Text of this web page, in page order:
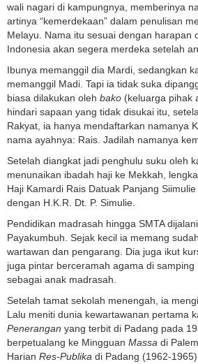
wali nagari di kampungnya, memberinya
artinya “kemerdekaan” dalam penulisan
Melayu. Nama itu sesuai dengan harapan
Indonesia akan segera merdeka setelah
Ibunya memanggil dia Mardi, sedangkan
memanggil Madi. Tapi ia tidak suka
biasa dilakukan oleh bako (keluarga pihak
hindari sapaan yang tidak disukai itu,
Rakyat, ia hanya mendaftarkan namanya
nama ayahnya: Rais. Jadilah namanya
Sete­lah diangkat jadi penghulu suku oleh
menunaikan ibadah haji ke Mekkah,
Haji Kamardi Rais Datuak Panjang
dengan H.K.R. Dt. P. Simulie.
Pendidikan madrasah hingga SMTA
Payakumbuh. Sejak kecil ia memang
warta­wan dan pengarang. Dia juga ikut
juga pintar berceramah agama di
sebagai anak madrasah.
Setelah tamat sekolah menengah, ia
Lalu meniti dunia kewartawanan pertama
Penerangan yang terbit di Padang pada
berpetualang ke Mingguan Massa di
Harian Res-Publika di Padang (1962-